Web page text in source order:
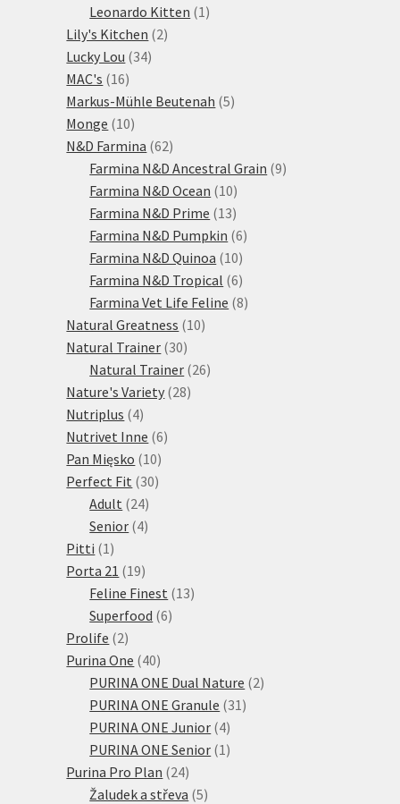
Leonardo Kitten 1 1
Lily's Kitchen 22
Lucky Lou 3434
MAC's 1616
produktů
Markus-Mühle Beutenah 55
Monge 1010
produktů
N&D Farmina 6262
produktů
Farmina N&D Ancestral Grain 99
Farmina N&D Ocean 1010
produktů
Farmina N&D Prime 1313
produktů
Farmina N&D Pumpkin 66
Farmina N&D Quinoa 1010
produktů
Farmina N&D Tropical 66
produktů
Farmina Vet Life Feline 88
Natural Greatness 1010
Natural Trainer 3030
produktů
Natural Trainer 2626
Nature's Variety 2828
Nutriplus 44
produkty
Nutrivet Inne 66
Pan Mięsko 1010
produktů
Perfect Fit 3030
Adult 2424
produktů
Senior 44
Pitti 1 1
produkt
Porta 21 1919
produktů
Feline Finest 1313
Superfood 66
Prolife 22
produkty
Purina One 4040
produktů
PURINA ONE Dual Nature 22
PURINA ONE Granule 31 31
PURINA ONE Junior 44
produkty
PURINA ONE Senior 1 1
Purina Pro Plan 2424
produktů
Žaludek a střeva 55